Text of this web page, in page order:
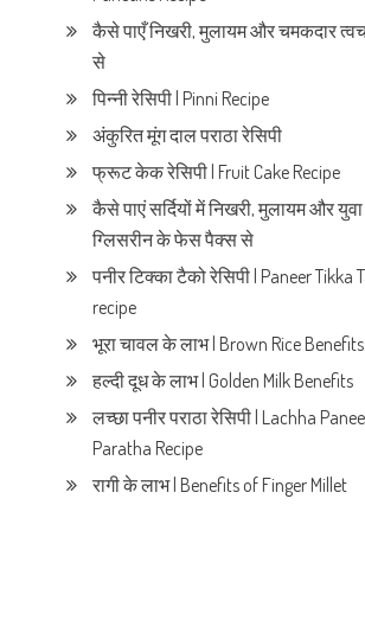
कैसे पाएँ निखरी, मुलायम और चमकदार
से
पिन्नी रेसिपी | Pinni Recipe
अंकुरित मूंग दाल पराठा रेसिपी
फ्रूट केक रेसिपी | Fruit Cake Recipe
कैसे पाएं सर्दियों में निखरी, मुलायम और युवा
ग्लिसरीन के फेस पैक्स से
पनीर टिक्का टैको रेसिपी | Paneer Tikka
recipe
भूरा चावल के लाभ | Brown Rice Benefits
हल्दी दूध के लाभ | Golden Milk Benefits
लच्छा पनीर पराठा रेसिपी | Lachha
Paratha Recipe
रागी के लाभ | Benefits of Finger Millet